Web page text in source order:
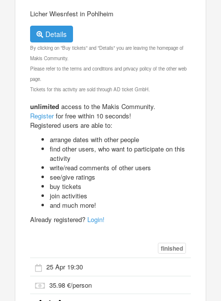
Licher Wiesnfest in Pohlheim
Details
By clicking on "Buy tickets" and "Details" you are leaving the homepage of
Makis Community.
Please refer to the terms and conditions and privacy policy of the other web
page.
Tickets for this activity are sold through AD ticket GmbH.
unlimited access to the Makis Community.
Registerfor free within 10 seconds!
Registered users are able to:
arrange dates with other people
find other users, who want to participate on this
activity
write/read comments of other users
see/give ratings
buy tickets
join activities
and much more!
Already registered? Login!
finished
25 Apr 19:30
35.98 €/person